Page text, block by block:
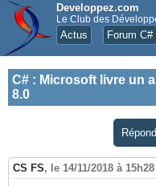
Developpez.com
Le Club des
Actus Forum C#
C# : Microsoft livre un
8.0
CS FS, le 14/11/2018 à 15h28